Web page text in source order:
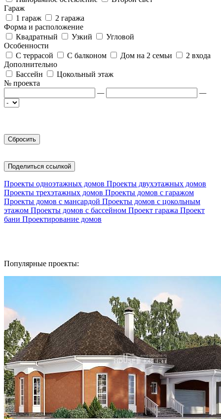
Гараж
1 гараж
2 гаража
Форма и расположение
Квадратный
Узкий
Угловой
Особенности
С террасой
С балконом Дом на 2 семьи
2 входа
Дополнительно
Бассейн
Цокольный этаж
№ проекта
—
—
Поделиться ссылкой
Проекты одноэтажных домов Проекты двухэтажных домов
Проекты трехэтажных домов Проекты домов с гаражом
Проекты домов с мансардой Проекты домов с цокольным
этажом Проекты домов с бассейном Проект гаража Проект
бани Проектирование домов
Популярные проекты: